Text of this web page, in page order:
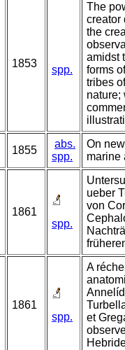
1853
spp.
The
creator
the
amidst
forms
tribes
nature;
1855
abs.
spp.
On
marine
1861
spp.
ueber
von
1861
spp.
A
et